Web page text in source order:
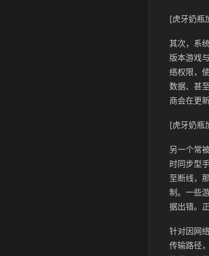
[虎牙奶瓶
其次，系
版本游戏
络权限，
数据、甚
商会在更
[虎牙奶瓶
另一个常
时同步型
至断线，
制。一些
据出错。
针对因网
传输路径